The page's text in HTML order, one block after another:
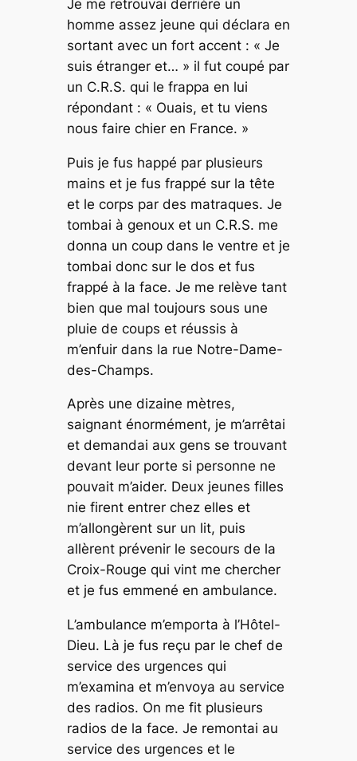
Je me retrouvai derrière un
homme assez jeune qui déclara en
sortant avec un fort accent : « Je
suis étranger et… » il fut coupé par
un C.R.S. qui le frappa en lui
répondant : « Ouais, et tu viens
nous faire chier en France. »
Puis je fus happé par plusieurs
mains et je fus frappé sur la tête
et le corps par des matraques. Je
tombai à genoux et un C.R.S. me
donna un coup dans le ventre et je
tombai donc sur le dos et fus
frappé à la face. Je me relève tant
bien que mal toujours sous une
pluie de coups et réussis à
m’enfuir dans la rue Notre-Dame-
des-Champs.
Après une dizaine mètres,
saignant énormément, je m’arrêtai
et demandai aux gens se trouvant
devant leur porte si personne ne
pouvait m’aider. Deux jeunes filles
nie firent entrer chez elles et
m’allongèrent sur un lit, puis
allèrent prévenir le secours de la
Croix-Rouge qui vint me chercher
et je fus emmené en ambulance.
L’ambulance m’emporta à l’Hôtel-
Dieu. Là je fus reçu par le chef de
service des urgences qui
m’examina et m’envoya au service
des radios. On me fit plusieurs
radios de la face. Je remontai au
service des urgences et le